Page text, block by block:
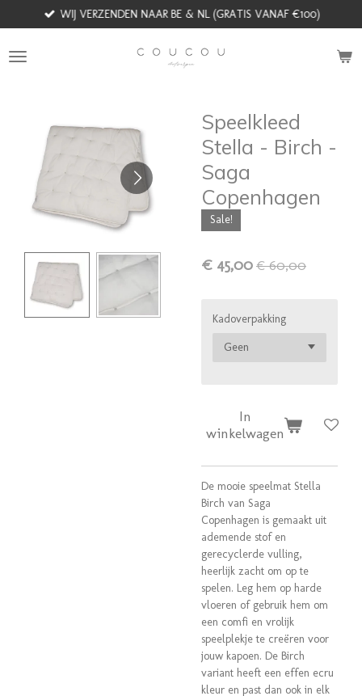
direct
naar
de
WIJ VERZENDEN NAAR BE & NL (GRATIS VANAF €100)
Speelkleed
Stella - Birch -
Saga
Copenhagen
Sale!
€ 45,00 € 60,00
Kadoverpakking
In
winkelwagen
De mooie speelmat Stella
Birch van Saga
Copenhagen is gemaakt uit
ademende stof en
gerecyclerde vulling,
heerlijk zacht om op te
spelen. Leg hem op harde
vloeren of gebruik hem om
een comfi en vrolijk
speelplekje te creëren voor
jouw kapoen. De Birch
variant heeft een effen ecru
kleur en past dan ook in elk